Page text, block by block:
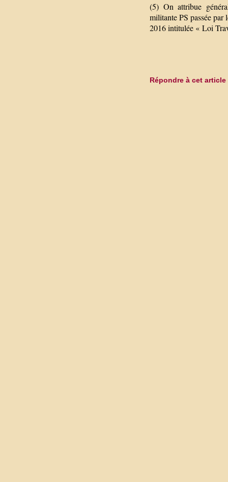
(5) On attribue
militante PS passée
2016 intitulée « Loi
Répondre à cet article